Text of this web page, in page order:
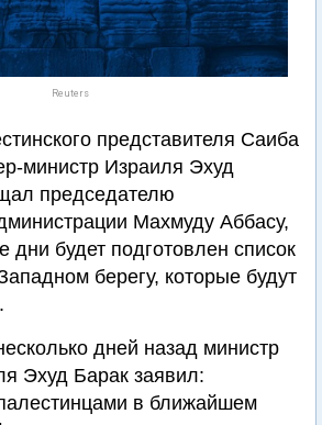
Reuters
представителя Саиба
министр Израиля Эхуд
председателю
Махмуду Аббасу,
дни будет подготовлен список
берегу, которые будут
дней назад министр
Эхуд Барак заявил:
в ближайшем